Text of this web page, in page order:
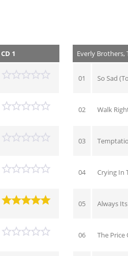
CD 1 Everly Brothers,
01 So Sad
02 Walk
03
04 Crying In
05 Always
06 The Price